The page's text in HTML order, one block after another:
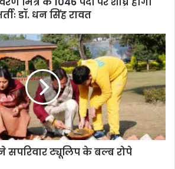
डॉ. धन सिंह रावत
सपरिवार ट्यूलिप के बल्ब रोपे